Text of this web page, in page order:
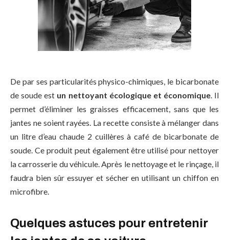
De par ses particularités physico-chimiques, le bicarbonate
de soude est un nettoyant écologique et économique. Il
permet d’éliminer les graisses efficacement, sans que les
jantes ne soient rayées. La recette consiste à mélanger dans
un litre d’eau chaude 2 cuillères à café de bicarbonate de
soude. Ce produit peut également être utilisé pour nettoyer
la carrosserie du véhicule. Après le nettoyage et le rinçage, il
faudra bien sûr essuyer et sécher en utilisant un chiffon en
microfibre.
Quelques astuces pour entretenir